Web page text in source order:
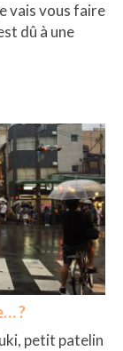
vais vous faire
dû à une
?
petit patelin